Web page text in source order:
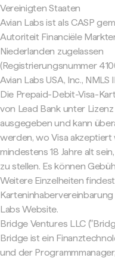
Vereinigten Staaten
Avian Labs ist als CASP
Autoriteit Financiële
Niederlanden zugelassen
(Registrierungsnummer
Avian Labs USA, Inc.,
Die Prepaid-Debit-Visa-
von Lead Bank unter Lizenz
ausgegeben und kann
werden, wo Visa akzeptiert
mindestens 18 Jahre alt
zu stellen. Es können
Weitere Einzelheiten
Labs Website.
Bridge Ventures LLC
Bridge ist ein
und der